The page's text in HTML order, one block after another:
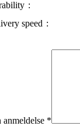
speed
anmeldelse *